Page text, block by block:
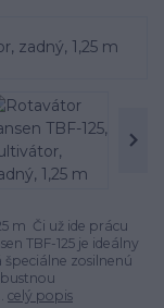
m Či už ide prácu
TBF-125 je ideálny
zosilnenú
celý popis